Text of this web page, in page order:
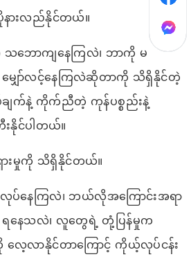
နားလည်နိုင်တယ်။
ဘောကျနေကြလဲ၊ ဘာကို မ
မျှော်လင့်နေကြလဲဆိုတာကို သိရှိနိုင်တဲ့
က်နဲ့ ကိုက်ညီတဲ့ ကုန်ပစ္စည်းနဲ့
နိုင်ပါတယ်။
းမှုကို သိရှိနိုင်တယ်။
ပ်နေကြလဲ၊ ဘယ်လိုအကြောင်းအရာ
နေသလဲ၊ လူတွေရဲ့ တုံ့ပြန်မှုက
လာနိုင်တာကြောင့် ကိုယ့်လုပ်ငန်း